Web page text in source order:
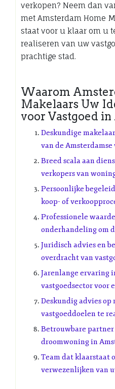
verkopen? Neem dan
met Amsterdam Home
staat voor u klaar om u
realiseren van uw
prachtige stad.
Waarom
Makelaars Uw
voor Vastgoed
Deskundige
van de
Breed scala aan
verkopers van
Persoonlijke
koop- of
Professionele
onderhandeling om
Juridisch advies en
overdracht van
Jarenlange ervaring
vastgoedsector voor
Deskundig advies op
vastgoeddoelen te
Betrouwbare
droomwoning in
Team dat klaarstaat
verwezenlijken van